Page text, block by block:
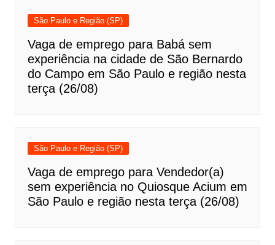
São Paulo e Região (SP)
Vaga de emprego para Babá sem
experiência na cidade de São Bernardo
do Campo em São Paulo e região nesta
terça (26/08)
São Paulo e Região (SP)
Vaga de emprego para Vendedor(a)
sem experiência no Quiosque Acium em
São Paulo e região nesta terça (26/08)